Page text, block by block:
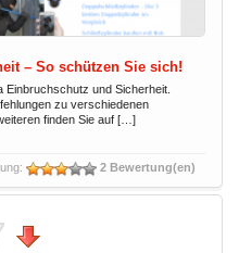
– So schützen Sie sich!
und Sicherheit.
zu verschiedenen
finden Sie auf […]
2 Bewertung(en)